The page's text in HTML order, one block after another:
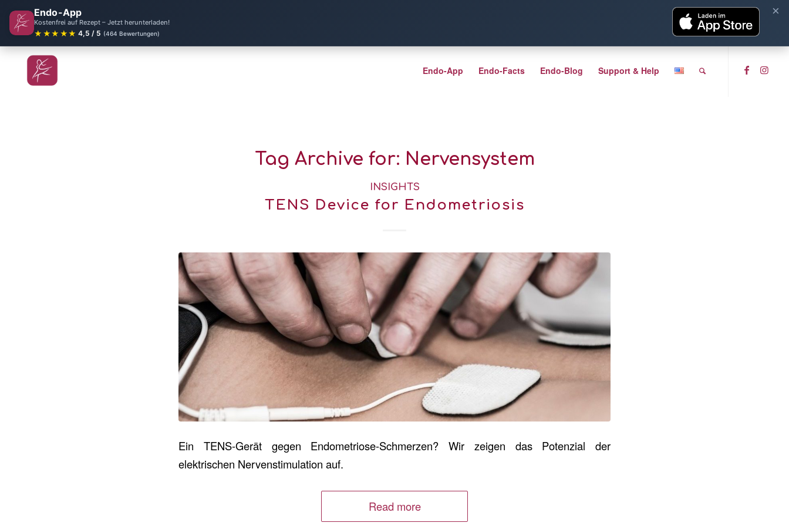
Endo-App
Kostenfrei auf Rezept – Jetzt herunterladen!
★★★★★ 4,5 / 5 (464 Bewertungen)
×
Endo-App Endo-Facts Endo-Blog Support & Help
Tag Archive for: Nervensystem
INSIGHTS
TENS Device for Endometriosis
Ein TENS-Gerät gegen Endometriose-Schmerzen? Wir zeigen das Potenzial der
elektrischen Nervenstimulation auf.
Read more